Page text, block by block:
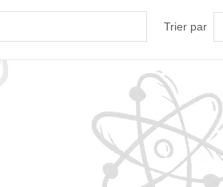
Trier par